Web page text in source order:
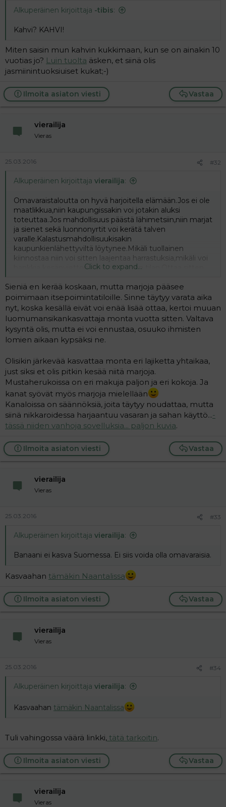
Alkuperäinen kirjoittaja -tibis:
Kahvi? KAHVI!
Miten saisin mun kahvin kukkimaan, kun se on ainakin 10
vuotias jo? Luin tuolta äsken, et siinä olis
jasmiinintuoksiuiset kukat;-)
Vastaa
Ilmoita asiaton viesti
vierailija
Vieras
25.03.2016 #32
Alkuperäinen kirjoittaja vierailija:
Omavaraistaloutta on hyvä harjoitella elämään.Jos ei ole
maatlikkua,niin kaupungissakin voi jotakin aluksi
toteuttaa.Jos mahdollisuus päästä lähimetsiin,niin marjat
ja sienet sekä luonnonyrtit voi kerätä talven
varalle.Kalastusmahdollisuukisakin
kaupunkienlähettyviltä löytynee.Mikäli tuollainen
kiinnostaa niin voi sitten laajentaa harrastuksia,mikäli voi
hankkia kesänviettopaikan tai pienen tilan.Ottaa sitten
sekä pienen kasvihuoneen.Siinäpä melkein jo
omavaraistalous handskassa.Voi lisätä omavaraisuutta
myös läämmitysysteemeillä ja jos liharuokaa
kaipaa,metsästyksellä.Kaupunkioloissa voi hyödyntää
syksyn juurestarjouksia ja säilöä pakasteeseen
Click to expand...
Sieniä en kerää koskaan, mutta marjoja pääsee
poimimaan itsepoimintatiloille. Sinne täytyy varata aika
nyt, koska kesällä eivät voi enää lisää ottaa, kertoi muuan
luomumansikankasvattaja monta vuotta sitten. Valtava
kysyntä olis, mutta ei voi ennustaa, osuuko ihmisten
lomien aikaan kypsäksi ne.
Olisikin järkevää kasvattaa monta eri lajiketta yhtaikaa,
just siksi et olis pitkin kesää niitä marjoja.
Mustaherukoissa on eri makuja paljon ja eri kokoja. Ja
kanat syövät myös marjoja mielellään
Kanaloissa on säännöksiä, joita täytyy noudattaa, mutta
siinä nikkaroidessa harjaantuu vasaran ja sahan käyttö...-
tässä niiden vanhoja sovelluksia... paljon kuvia.
Vastaa
Ilmoita asiaton viesti
vierailija
Vieras
25.03.2016 #33
Alkuperäinen kirjoittaja vierailija:
Banaani ei kasva Suomessa. Ei siis voida olla omavaraisia.
Kasvaahan tämäkin Naantalissa
Vastaa
Ilmoita asiaton viesti
vierailija
Vieras
25.03.2016 #34
Alkuperäinen kirjoittaja vierailija:
Kasvaahan tämäkin Naantalissa
Tuli vahingossa väärä linkki, tätä tarkoitin.
Vastaa
Ilmoita asiaton viesti
vierailija
Vieras